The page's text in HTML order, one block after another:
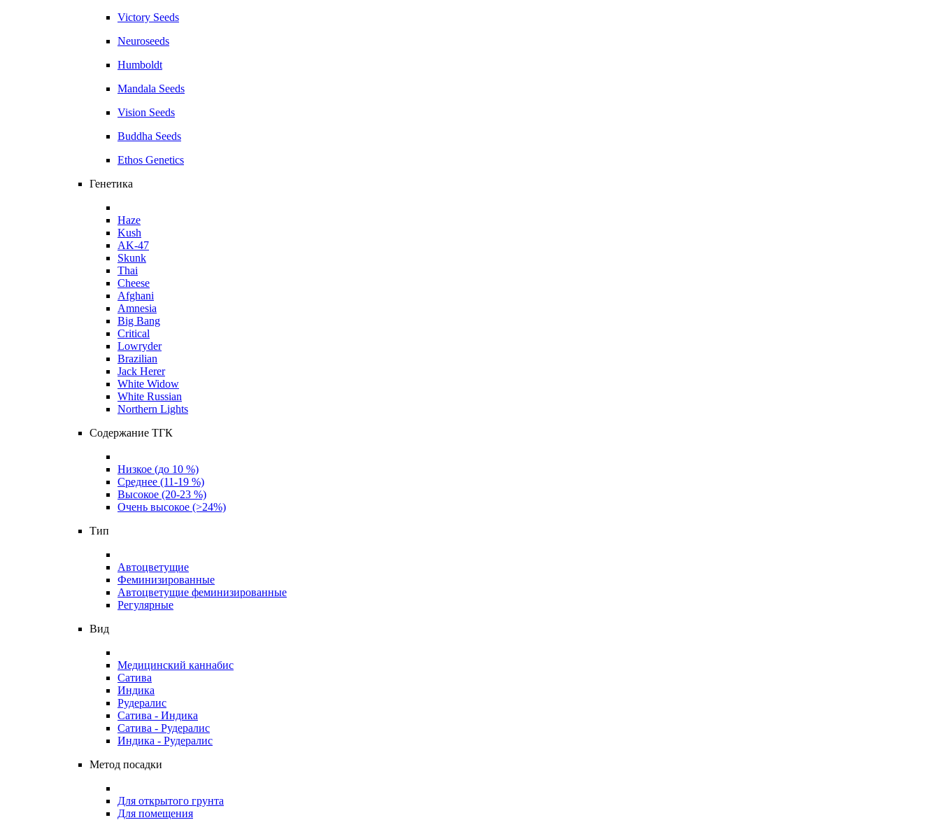
Victory Seeds
Neuroseeds
Humboldt
Mandala Seeds
Vision Seeds
Buddha Seeds
Ethos Genetics
Генетика
Haze
Kush
AK-47
Skunk
Thai
Cheese
Afghani
Amnesia
Big Bang
Critical
Lowryder
Brazilian
Jack Herer
White Widow
White Russian
Northern Lights
Содержание ТГК
Низкое (до 10 %)
Среднее (11-19 %)
Высокое (20-23 %)
Очень высокое (>24%)
Тип
Автоцветущие
Феминизированные
Автоцветущие феминизированные
Регулярные
Вид
Медицинский каннабис
Сатива
Индика
Рудералис
Сатива - Индика
Сатива - Рудералис
Индика - Рудералис
Метод посадки
Для открытого грунта
Для помещения